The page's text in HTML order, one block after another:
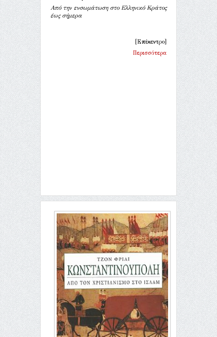
Από την ενσωμάτωση στο Ελληνικό Κράτος
έως σήμερα
[Επίκεντρο]
Περισσότερα